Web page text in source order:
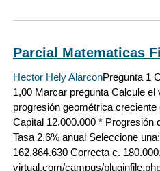
Parcial Matematicas
Hector Hely AlarconPregunta 1
1,00 Marcar pregunta Calcule el
progresión geométrica
Capital 12.000.000 * Progresión
Tasa 2,6% anual Seleccione
162.864.630 Correcta c.
virtual.com/campus/